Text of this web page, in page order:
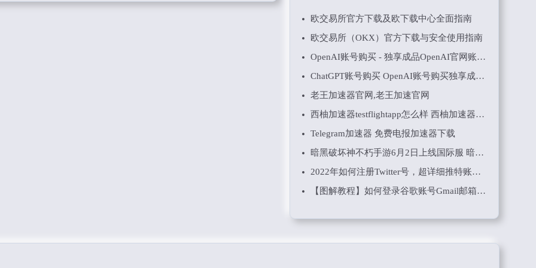
欧交易所官方下载及欧下载中心全面指南
欧交易所（OKX）官方下载与安全使用指南
OpenAI账号购买 - 独享成品OpenAI官网账号在线批发购买出售
ChatGPT账号购买 OpenAI账号购买独享成品ChatGPT账号在线购买
老王加速器官网,老王加速官网
西柚加速器testflightapp怎么样 西柚加速器testflight用户评测如何
Telegram加速器 免费电报加速器下载
暗黑破坏神不朽手游6月2日上线国际服 暗黑破坏神不朽下载 安卓 iOS 电脑三端共用
2022年如何注册Twitter号，超详细推特账号注册教程 支持国内+86手机哦！
【图解教程】如何登录谷歌账号Gmail邮箱以及更改密码和辅助邮箱